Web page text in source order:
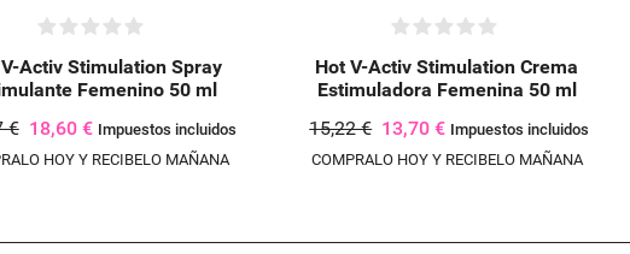
Activ Stimulation Spray
Femenino 50 ml
€ 18,60 € Impuestos incluidos
HOY Y RECIBELO MAÑANA
Hot V-Activ Stimulation Crema
Estimuladora Femenina 50 ml
15,22 € 13,70 € Impuestos incluidos
COMPRALO HOY Y RECIBELO MAÑANA